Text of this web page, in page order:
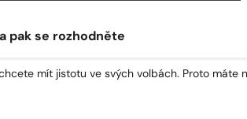
pak se rozhodněte
mít jistotu ve svých volbách. Proto máte